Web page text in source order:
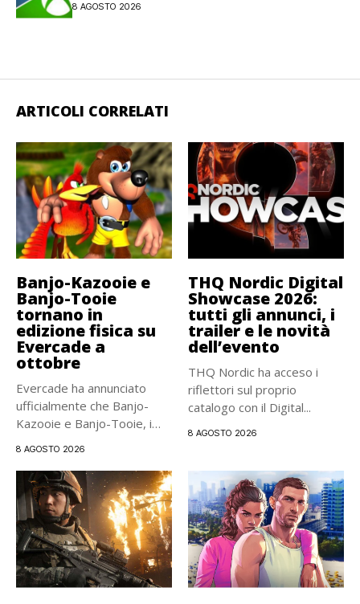
8 AGOSTO 2026
ARTICOLI CORRELATI
Banjo-Kazooie e
Banjo-Tooie
tornano in
edizione fisica su
Evercade a
ottobre
Evercade ha annunciato
ufficialmente che Banjo-
Kazooie e Banjo-Tooie, i
8 AGOSTO 2026
THQ Nordic Digital
Showcase 2026:
tutti gli annunci, i
trailer e le novità
dell’evento
THQ Nordic ha acceso i
riflettori sul proprio
catalogo con il Digital...
8 AGOSTO 2026